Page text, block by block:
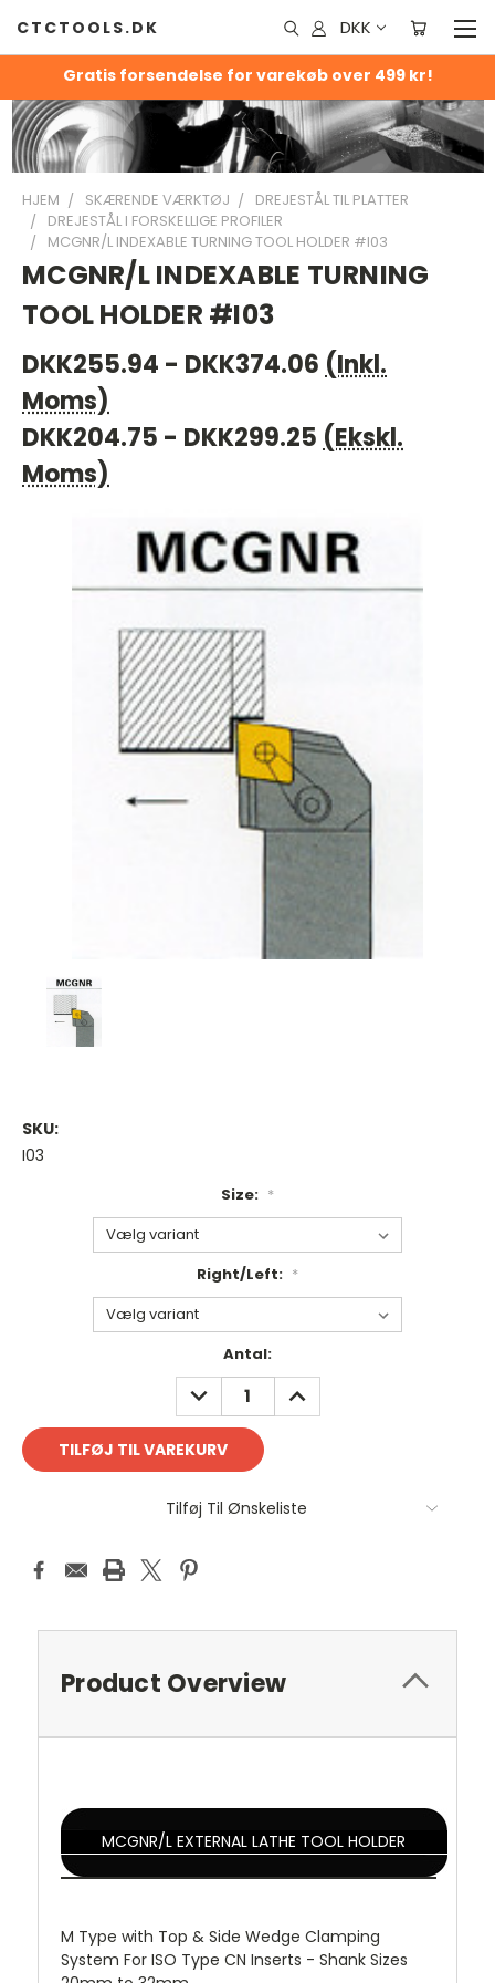
Gratis forsendelse for varekøb over 499 kr!
CTCTOOLS.DK DKK
HJEM SKÆRENDE VÆRKTØJ
DREJESTÅL TIL PLATTER
DREJESTÅL I FORSKELLIGE PROFILER
MCGNR/L INDEXABLE TURNING TOOL HOLDER #I03
MCGNR/L INDEXABLE TURNING
TOOL HOLDER #I03
DKK255.94 - DKK374.06 (Inkl.
Moms)
DKK204.75 - DKK299.25 (Ekskl.
Moms)
SKU:
I03
Size: *
Right/Left: *
Antal:
REDUCER
ANTAL:
FORØG
ANTAL:
Tilføj Til Ønskeliste
Product Overview
MCGNR/L EXTERNAL LATHE TOOL HOLDER
M Type with Top & Side Wedge Clamping
System For ISO Type CN Inserts - Shank Sizes